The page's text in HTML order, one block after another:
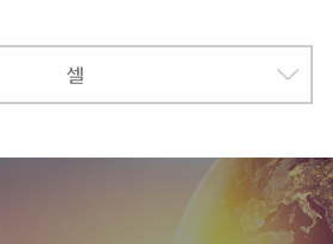
셀